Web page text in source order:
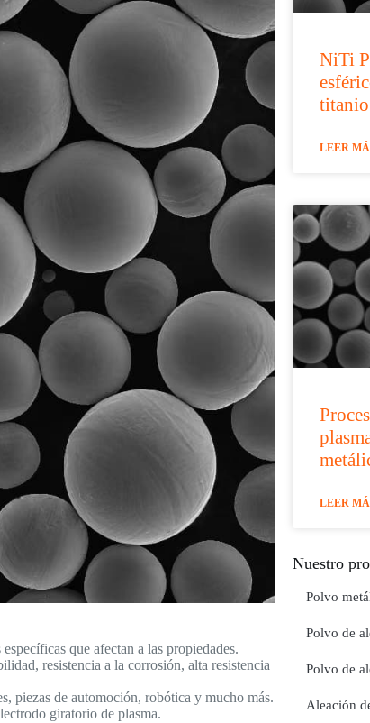
que afectan a las propiedades.
resistencia a la corrosión, alta resistencia
piezas de automoción, robótica y mucho más.
giratorio de plasma.
NiTi
LEER
LEER
Nuestro
Polvo
Polvo de
Polvo de
Aleación